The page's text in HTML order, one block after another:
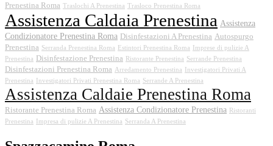
Prenestina Roma Traslochi A Prenestina Trasloco Prenestina Roma
Assistenza Caldaia Prenestina Assistenza
Condizionatore Prenestina Roma Disinfestazioni A Prenestina Autospurgo
Prenestina Serranda Prenestina Roma Estintori Prenestina Roma
Imprese di pulizie A
Prenestina Disinfestazione Prenestina Ristorante Prenestina Serrande Prenestina
Disinfestazioni Prenestina Roma Arredamento Prenestina
Investigatori Privati A
Prenestina
Investigatori Privati Prenestina Roma Serrande A Prenestina
Assistenza Caldaie Prenestina Roma
Ristorante Prenestina Roma Assistenza Condizionatore Prenestina
Ristoranti
Prenestina
Impresa di pulizie A Prenestina Serranda A Prenestina